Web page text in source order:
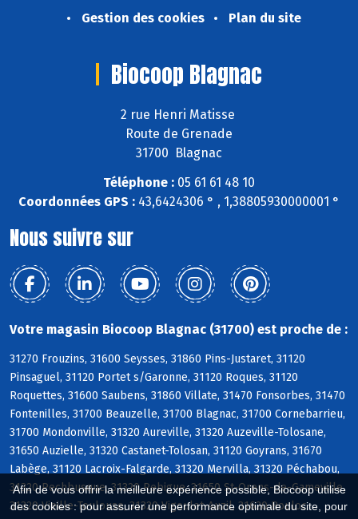
Afin de vous offrir la meilleure expérience possible, Biocoop utilise
des cookies : pour assurer une performance optimale du site, pour
Gestion des cookies
Plan du site
Biocoop Blagnac
2 rue Henri Matisse
Route de Grenade
31700 Blagnac
Téléphone : 05 61 61 48 10
Coordonnées GPS : 43,6424306 ° , 1,38805930000001 °
Nous suivre sur
Votre magasin Biocoop Blagnac (31700) est proche de :
31270 Frouzins, 31600 Seysses, 31860 Pins-Justaret, 31120
Pinsaguel, 31120 Portet s/Garonne, 31120 Roques, 31120
Roquettes, 31600 Saubens, 31860 Villate, 31470 Fonsorbes, 31470
Fontenilles, 31700 Beauzelle, 31700 Blagnac, 31700 Cornebarrieu,
31700 Mondonville, 31320 Aureville, 31320 Auzeville-Tolosane,
31650 Auzielle, 31320 Castanet-Tolosan, 31120 Goyrans, 31670
Labège, 31120 Lacroix-Falgarde, 31320 Mervilla, 31320 Péchabou,
31320 Pechbusque, 31320 Rebigue, 31650 St-Orens-de-Gameville,
31320 Vieille-Toulouse, 31320 Vigoulet-Auzil, 31620 Bouloc